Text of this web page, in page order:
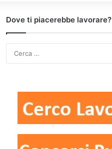
Dove ti piacerebbe lavorare?